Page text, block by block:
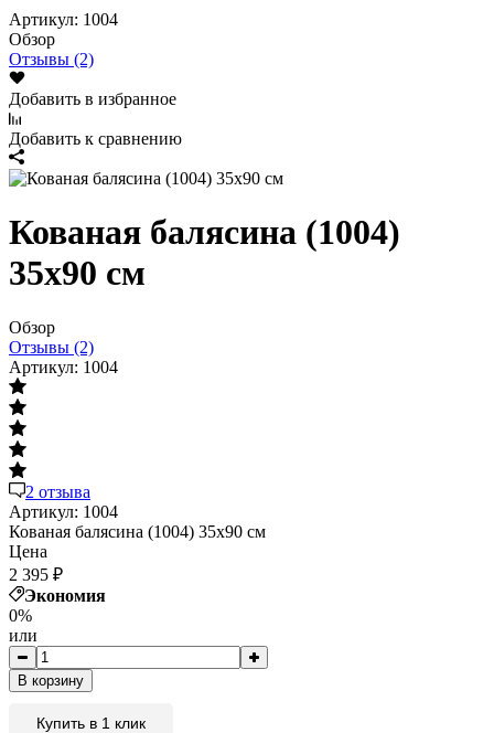
Артикул: 1004
Обзор
Отзывы (2)
Добавить в избранное
Добавить к сравнению
Кованая балясина (1004)
35х90 см
Обзор
Отзывы (2)
Артикул: 1004
2 отзыва
Артикул: 1004
Кованая балясина (1004) 35х90 см
Цена
2 395 ₽
Экономия
0%
или
В корзину
Купить в 1 клик